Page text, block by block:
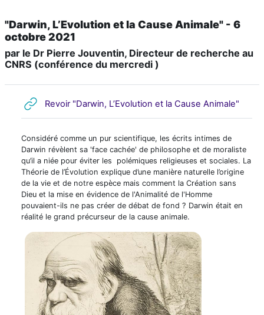
"Darwin, L’Evolution et la Cause Animale" - 6
octobre 2021
par le Dr Pierre Jouventin, Directeur de recherche au
CNRS (conférence du mercredi )
Revoir "Darwin, L’Evolution et la Cause Animale"
Considéré comme un pur scientifique, les écrits intimes de
Darwin révèlent sa 'face cachée' de philosophe et de moraliste
qu’il a niée pour éviter les polémiques religieuses et sociales. La
Théorie de l’Évolution explique d’une manière naturelle l’origine
de la vie et de notre espèce mais comment la Création sans
Dieu et la mise en évidence de l'Animalité de l'Homme
pouvaient-ils ne pas créer de débat de fond ? Darwin était en
réalité le grand précurseur de la cause animale.